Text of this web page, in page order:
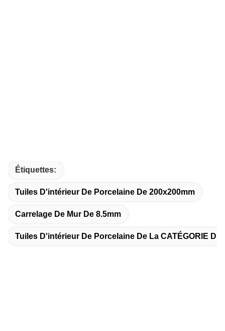
Tuiles D'intérieur De Porcelaine De 200x200mm